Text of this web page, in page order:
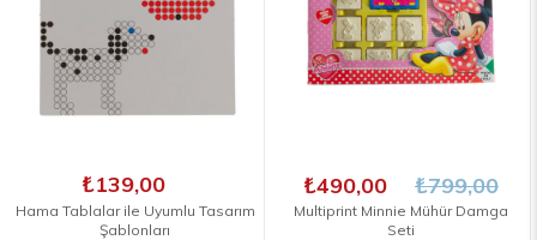
Hama Tablalar ile Uyumlu Tasarım
Şablonları
₺139,00
Multiprint Minnie Mühür Damga
Seti
₺490,00 ₺799,00